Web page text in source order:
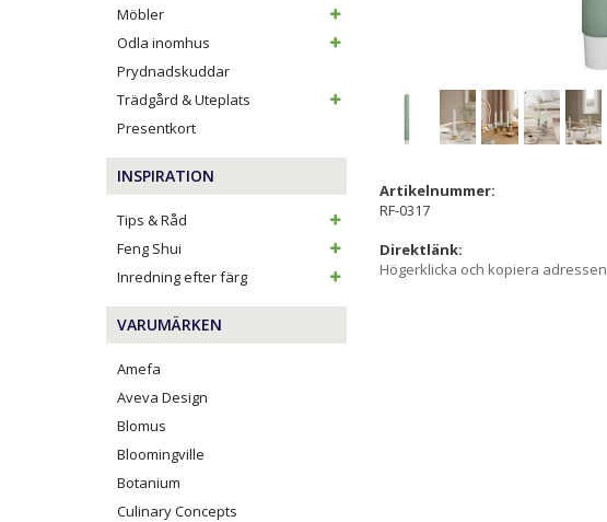
Möbler
Odla inomhus
Prydnadskuddar
Trädgård & Uteplats
Presentkort
INSPIRATION
Tips & Råd
Feng Shui
Inredning efter färg
VARUMÄRKEN
Amefa
Aveva Design
Blomus
Bloomingville
Botanium
Culinary Concepts
Artikelnummer:
RF-0317
Direktlänk:
Högerklicka och kopiera adressen